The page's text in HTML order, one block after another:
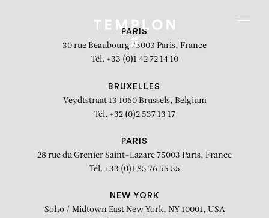
PARIS
30 rue Beaubourg 75003 Paris, France
Tél. +33 (0)1 42 72 14 10
BRUXELLES
Veydtstraat 13 1060 Brussels, Belgium
Tél. +32 (0)2 537 13 17
PARIS
28 rue du Grenier Saint-Lazare 75003 Paris, France
Tél. +33 (0)1 85 76 55 55
NEW YORK
Soho / Midtown East New York, NY 10001, USA